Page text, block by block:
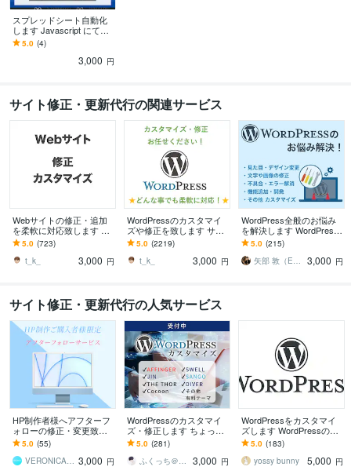
スプレッドシート自動化
します Javascript にて手
作業から解放いただきま
す。
5.0 (4)
3,000 円
サイト修正・更新代行の関連サービス
Webサイトの修正・追加
を柔軟に対応致します 静
的サイトや外部プラット
フォームなどの修正をお
手伝いします。
5.0 (723)
t_k_
3,000 円
WordPressのカスタマイ
ズや修正を致します サイ
トのカスタマイズ・レイ
アウト変更致します
5.0 (2219)
t_k_
3,000 円
WordPress全般のお悩み
を解決します WordPress
の修正、カスタマイズ、
問題解決などお任せ！
5.0 (215)
矢部 敦（Edel Hearts）
3,000 円
サイト修正・更新代行の人気サービス
HP制作者様へアフターフ
ォローの修正・変更致し
ます ホームページの修
正・変更・追加等にご利
用ください。
5.0 (55)
VERONICA（ヴェロニカ） 3,000 円
WordPressのカスタマイ
ズ・修正します ちょっと
ここ修正して欲しい！な
ど。
5.0 (281)
ふくっち＠Coding（Design）
3,000 円
WordPressをカスタマイ
ズします WordPressのこ
とならお任せください
5.0 (183)
yossy bunny
5,000 円